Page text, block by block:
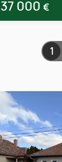
37 000 €
1